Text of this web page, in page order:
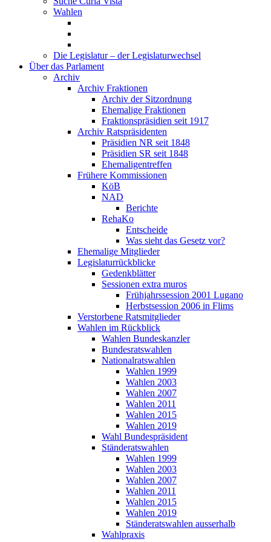
Wahlen
Die Legislatur – der Legislaturwechsel
Über das Parlament
Archiv
Archiv Fraktionen
Archiv der Sitzordnung
Ehemalige Fraktionen
Fraktionspräsidien seit 1917
Archiv Ratspräsidenten
Präsidien NR seit 1848
Präsidien SR seit 1848
Ehemaligentreffen
Frühere Kommissionen
KöB
NAD
Berichte
RehaKo
Entscheide
Was sieht das Gesetz vor?
Ehemalige Mitglieder
Legislaturrückblicke
Gedenkblätter
Sessionen extra muros
Frühjahrssession 2001 Lugano
Herbstsession 2006 in Flims
Verstorbene Ratsmitglieder
Wahlen im Rückblick
Wahlen Bundeskanzler
Bundesratswahlen
Nationalratswahlen
Wahlen 1999
Wahlen 2003
Wahlen 2007
Wahlen 2011
Wahlen 2015
Wahlen 2019
Wahl Bundespräsident
Ständeratswahlen
Wahlen 1999
Wahlen 2003
Wahlen 2007
Wahlen 2011
Wahlen 2015
Wahlen 2019
Ständeratswahlen ausserhalb
Wahlpraxis